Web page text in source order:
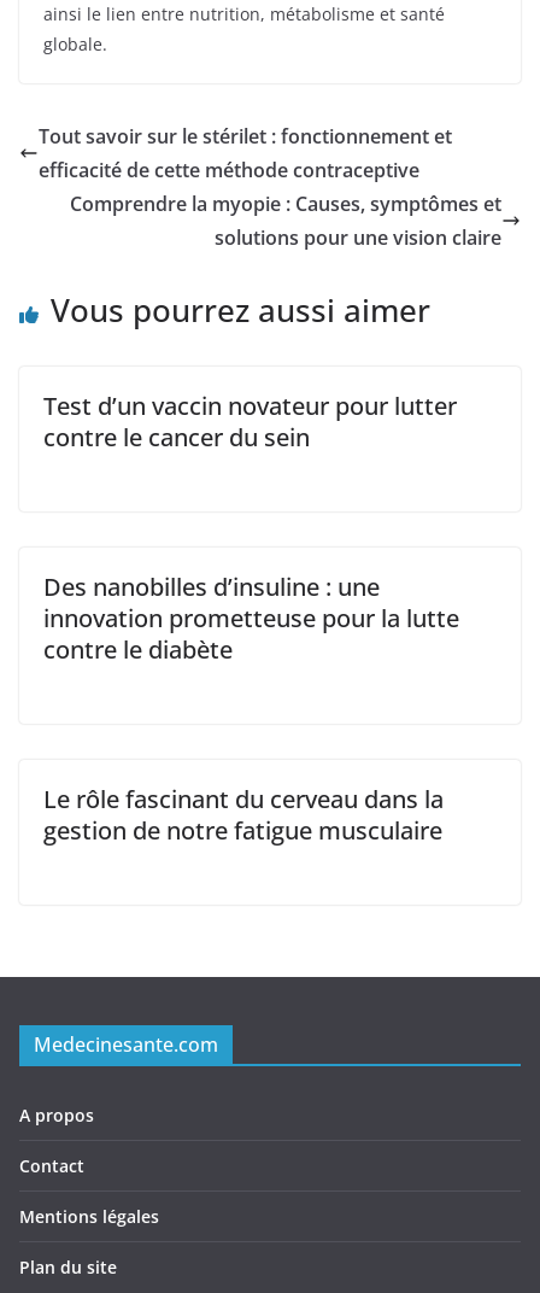
ainsi le lien entre nutrition, métabolisme et santé
globale.
Tout savoir sur le stérilet : fonctionnement et
efficacité de cette méthode contraceptive
Comprendre la myopie : Causes, symptômes et
solutions pour une vision claire
Vous pourrez aussi aimer
Test d’un vaccin novateur pour lutter
contre le cancer du sein
Des nanobilles d’insuline : une
innovation prometteuse pour la lutte
contre le diabète
Le rôle fascinant du cerveau dans la
gestion de notre fatigue musculaire
Medecinesante.com
A propos
Contact
Mentions légales
Plan du site